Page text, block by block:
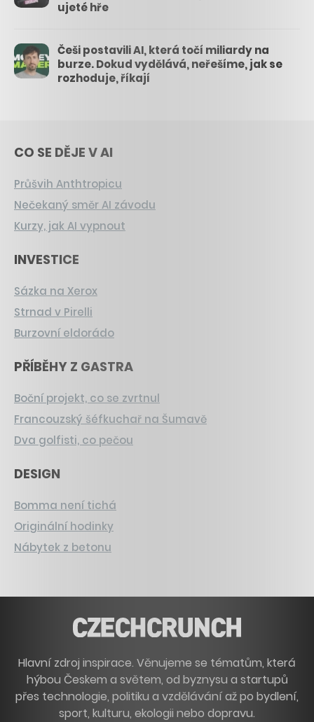
ujeté hře
Češi postavili AI, která točí miliardy na
burze. Dokud vydělává, neřešíme, jak se
rozhoduje, říkají
CO SE DĚJE V AI
Průšvih Anthtropicu
Nečekaný směr AI závodu
Kurzy, jak AI vypnout
INVESTICE
Sázka na Xerox
Strnad v Pirelli
Burzovní eldorádo
PŘÍBĚHY Z GASTRA
Boční projekt, co se zvrtnul
Francouzský šéfkuchař na Šumavě
Dva golfisti, co pečou
DESIGN
Bomma není tichá
Originální hodinky
Nábytek z betonu
Hlavní zdroj inspirace. Věnujeme se tématům, která
hýbou Českem a světem, od byznysu a startupů
přes technologie, politiku a vzdělávání až po bydlení,
sport, kulturu, ekologii nebo dopravu.